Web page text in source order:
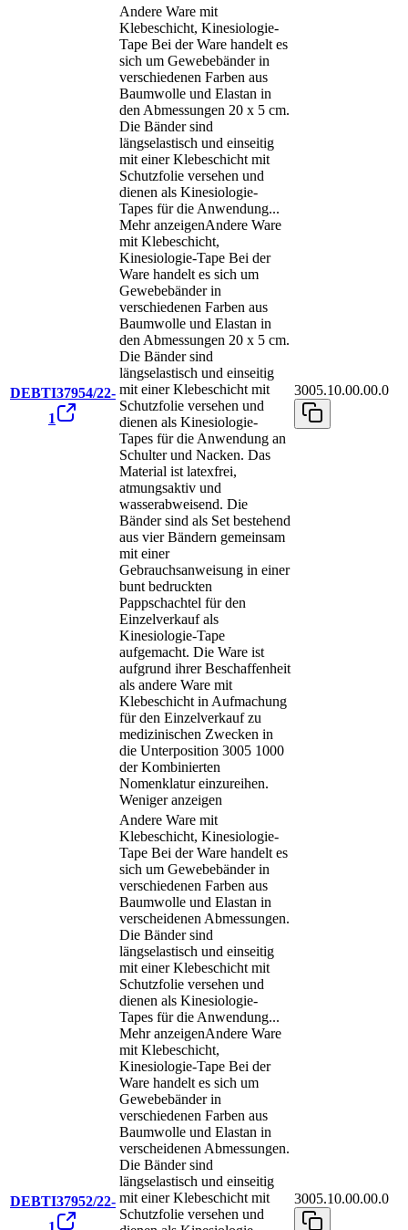
DEBTI37954/22-
1
Andere Ware mit
Klebeschicht, Kinesiologie-
Tape Bei der Ware handelt es
sich um Gewebebänder in
verschiedenen Farben aus
Baumwolle und Elastan in
den Abmessungen 20 x 5 cm.
Die Bänder sind
längselastisch und einseitig
mit einer Klebeschicht mit
Schutzfolie versehen und
dienen als Kinesiologie-
Tapes für die Anwendung...
Mehr anzeigenAndere Ware
mit Klebeschicht,
Kinesiologie-Tape Bei der
Ware handelt es sich um
Gewebebänder in
verschiedenen Farben aus
Baumwolle und Elastan in
den Abmessungen 20 x 5 cm.
Die Bänder sind
längselastisch und einseitig
mit einer Klebeschicht mit
Schutzfolie versehen und
dienen als Kinesiologie-
Tapes für die Anwendung an
Schulter und Nacken. Das
Material ist latexfrei,
atmungsaktiv und
wasserabweisend. Die
Bänder sind als Set bestehend
aus vier Bändern gemeinsam
mit einer
Gebrauchsanweisung in einer
bunt bedruckten
Pappschachtel für den
Einzelverkauf als
Kinesiologie-Tape
aufgemacht. Die Ware ist
aufgrund ihrer Beschaffenheit
als andere Ware mit
Klebeschicht in Aufmachung
für den Einzelverkauf zu
medizinischen Zwecken in
die Unterposition 3005 1000
der Kombinierten
Nomenklatur einzureihen.
Weniger anzeigen
3005.10.00.00.0
DEBTI37952/22-
1
Andere Ware mit
Klebeschicht, Kinesiologie-
Tape Bei der Ware handelt es
sich um Gewebebänder in
verschiedenen Farben aus
Baumwolle und Elastan in
verscheidenen Abmessungen.
Die Bänder sind
längselastisch und einseitig
mit einer Klebeschicht mit
Schutzfolie versehen und
dienen als Kinesiologie-
Tapes für die Anwendung...
Mehr anzeigenAndere Ware
mit Klebeschicht,
Kinesiologie-Tape Bei der
Ware handelt es sich um
Gewebebänder in
verschiedenen Farben aus
Baumwolle und Elastan in
verscheidenen Abmessungen.
Die Bänder sind
längselastisch und einseitig
mit einer Klebeschicht mit
Schutzfolie versehen und
3005.10.00.00.0